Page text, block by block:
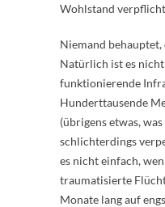
Wohlstand
Niemand behauptet,
Natürlich ist es
funktionierende
Hunderttausende
(übrigens etwas,
schlichterdings
es nicht einfach,
traumatisierte
Monate lang auf